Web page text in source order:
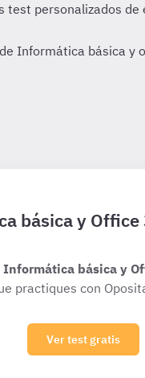
Informática básica
básica y
Informática básica y
practiques con
Ver test gratis